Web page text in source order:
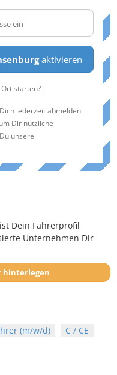
aktivieren
starten?
jederzeit abmelden
Dir nützliche
unsere
Dein Fahrerprofil
Unternehmen Dir
Fahrer hinterlegen
(m/w/d)
C / CE